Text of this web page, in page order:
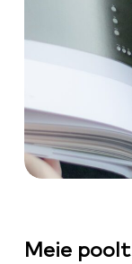
Meie